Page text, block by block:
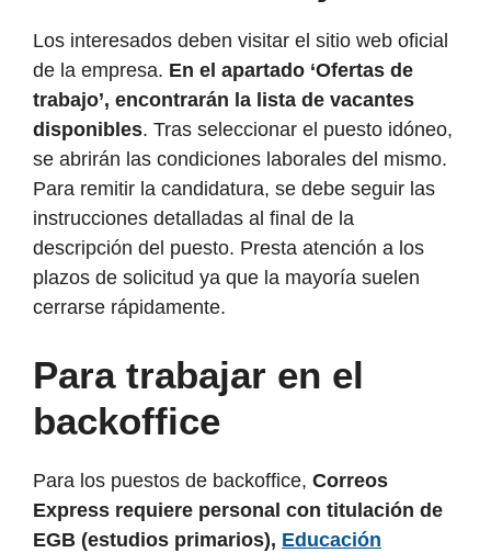
Los interesados deben visitar el sitio web oficial
de la empresa. En el apartado ‘Ofertas de
trabajo’, encontrarán la lista de vacantes
disponibles. Tras seleccionar el puesto idóneo,
se abrirán las condiciones laborales del mismo.
Para remitir la candidatura, se debe seguir las
instrucciones detalladas al final de la
descripción del puesto. Presta atención a los
plazos de solicitud ya que la mayoría suelen
cerrarse rápidamente.
Para trabajar en el
backoffice
Para los puestos de backoffice, Correos
Express requiere personal con titulación de
EGB (estudios primarios), Educación